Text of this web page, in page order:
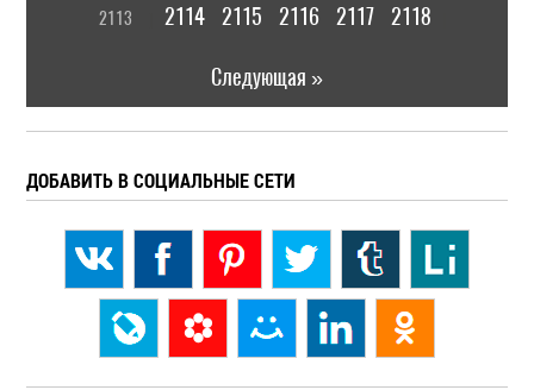
2113 2114 2115 2116 2117 2118
Следующая »
ДОБАВИТЬ В СОЦИАЛЬНЫЕ СЕТИ